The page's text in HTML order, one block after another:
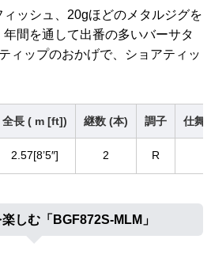
ッシュ、20gほどのメタルジグを
間を通して出番の多いバーサタ
ィップのおかげで、ショアティッ
全長 ( m [ft]) 継数 (本) 調子 仕舞
2.57[8’5″] 2 R
しむ「BGF872S-MLM」